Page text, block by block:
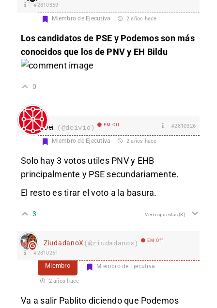
#2810359
Miembro de Ejecutiva 2 años hace
Los candidatos de PSE y Podemos son más
conocidos que los de PNV y EH Bildu
0
Dei_ (@deivid) EM Off #2810326
Miembro de Ejecutiva 2 años hace
Solo hay 3 votos utiles PNV y EHB
principalmente y PSE secundariamente.
El resto es tirar el voto a la basura.
3 Ver respuestas(8)
ZiudadanoX (@ziudadanox) EM Off
#2810261
Miembro Miembro de Ejecutiva
2 años hace
Va a salir Pablito diciendo que Podemos